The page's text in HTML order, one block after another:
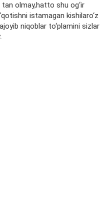
tan olmay,hatto shu og‘ir
istamagan kishilaro‘z
niqoblar to‘plamini sizlar